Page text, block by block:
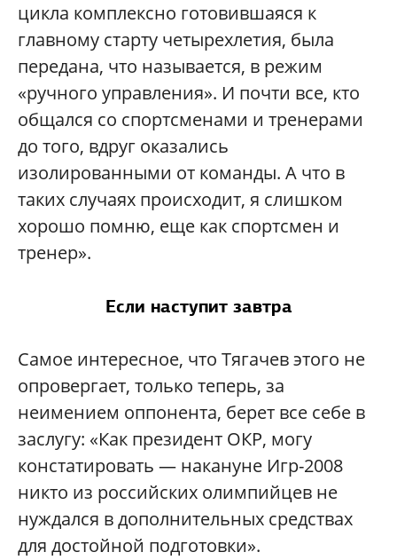
цикла комплексно готовившаяся к
главному старту четырехлетия, была
передана, что называется, в режим
«ручного управления». И почти все, кто
общался со спортсменами и тренерами
до того, вдруг оказались
изолированными от команды. А что в
таких случаях происходит, я слишком
хорошо помню, еще как спортсмен и
тренер».
Если наступит завтра
Самое интересное, что Тягачев этого не
опровергает, только теперь, за
неимением оппонента, берет все себе в
заслугу: «Как президент ОКР, могу
констатировать — накануне Игр-2008
никто из российских олимпийцев не
нуждался в дополнительных средствах
для достойной подготовки».